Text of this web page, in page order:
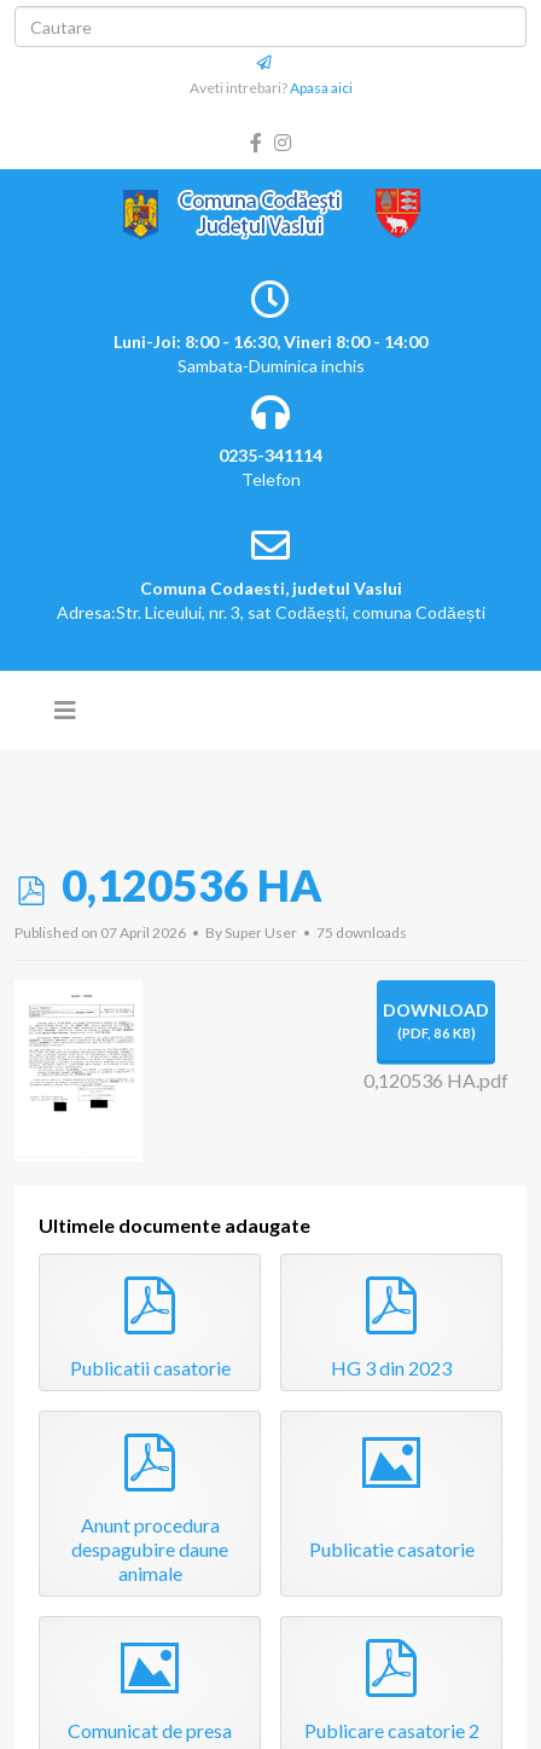
Aveti intrebari?Apasa aici
Luni-Joi: 8:00 - 16:30, Vineri 8:00 - 14:00
Sambata-Duminica inchis
0235-341114
Telefon
Comuna Codaesti, judetul Vaslui
Adresa:Str. Liceului, nr. 3, sat Codăești, comuna Codăești
p
d
f
0,120536 HA
Published on 07 April 2026 By Super User 75 downloads
DOWNLOAD
(PDF, 86 KB)
0,120536 HA.pdf
Ultimele documente adaugate
Publicatii casatorie HG 3 din 2023
Anunt procedura
despagubire daune
animale
Publicatie casatorie
Comunicat de presa Publicare casatorie 2